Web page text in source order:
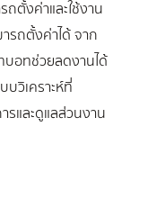
ถตั้งค่าและใช้งาน
รถตั้งค่าได้ จาก
บอทช่วยลดงานได้
บวิเคราะห์ที่
รและดูแลส่วนงาน